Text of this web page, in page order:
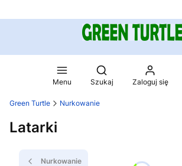
Menu
Otwórz wyszukiwarkę
Szukaj Zaloguj się
Green Turtle Nurkowanie
Latarki
Nurkowanie